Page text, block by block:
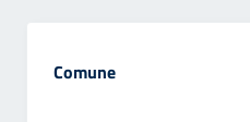
Comune